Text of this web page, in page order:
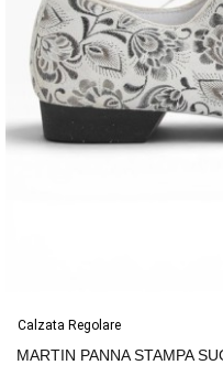
Calzata Regolare
MARTIN PANNA STAMPA